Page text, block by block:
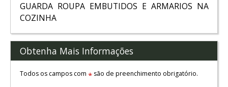
GUARDA ROUPA EMBUTIDOS E ARMARIOS NA
COZINHA
Obtenha Mais Informações
Todos os campos com *são de preenchimento obrigatório.